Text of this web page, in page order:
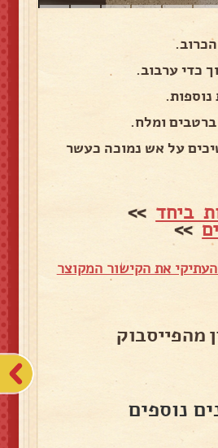
כדי ערבוב.
ומלח.
על אש נמוכה כעשר
ביחד >>
>>
את הקישור המקוצר
מהפייסבוק
נוספים